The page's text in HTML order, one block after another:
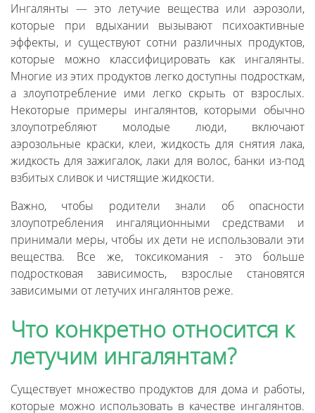
Ингалянты — это летучие вещества или аэрозоли,
которые при вдыхании вызывают психоактивные
эффекты, и существуют сотни различных продуктов,
которые можно классифицировать как ингалянты.
Многие из этих продуктов легко доступны подросткам,
а злоупотребление ими легко скрыть от взрослых.
Некоторые примеры ингалянтов, которыми обычно
злоупотребляют молодые люди, включают
аэрозольные краски, клеи, жидкость для снятия лака,
жидкость для зажигалок, лаки для волос, банки из-под
взбитых сливок и чистящие жидкости.
Важно, чтобы родители знали об опасности
злоупотребления ингаляционными средствами и
принимали меры, чтобы их дети не использовали эти
вещества. Все же, токсикомания - это больше
подростковая зависимость, взрослые становятся
зависимыми от летучих ингалянтов реже.
Что конкретно относится к
летучим ингалянтам?
Существует множество продуктов для дома и работы,
которые можно использовать в качестве ингалянтов.